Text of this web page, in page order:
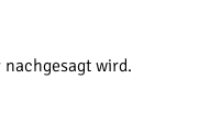
wird.